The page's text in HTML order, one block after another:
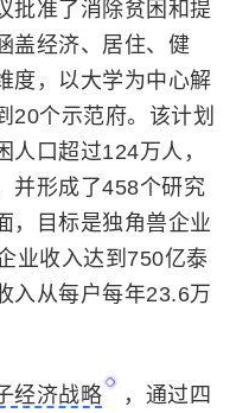
批准了消除贫困和提
盖经济、居住、健
度，以大学为中心解
20个示范府。该计划
人口超过124万人，
并形成了458个研究
，目标是独角兽企业
业收入达到750亿泰
入从每户每年23.6万
经济战略
，通过四